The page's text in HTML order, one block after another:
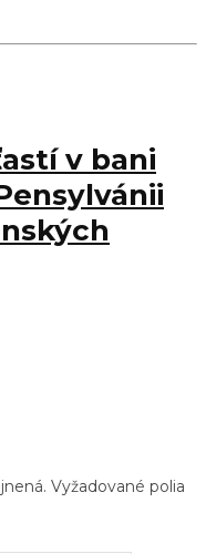
v bani
Vyžadované polia